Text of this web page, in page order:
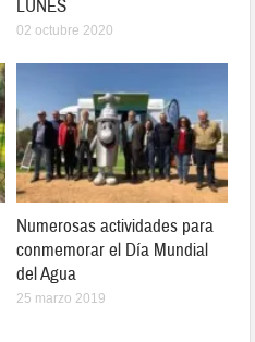
LUNES
02 octubre 2020
Numerosas actividades para
conmemorar el Día Mundial
del Agua
25 marzo 2019